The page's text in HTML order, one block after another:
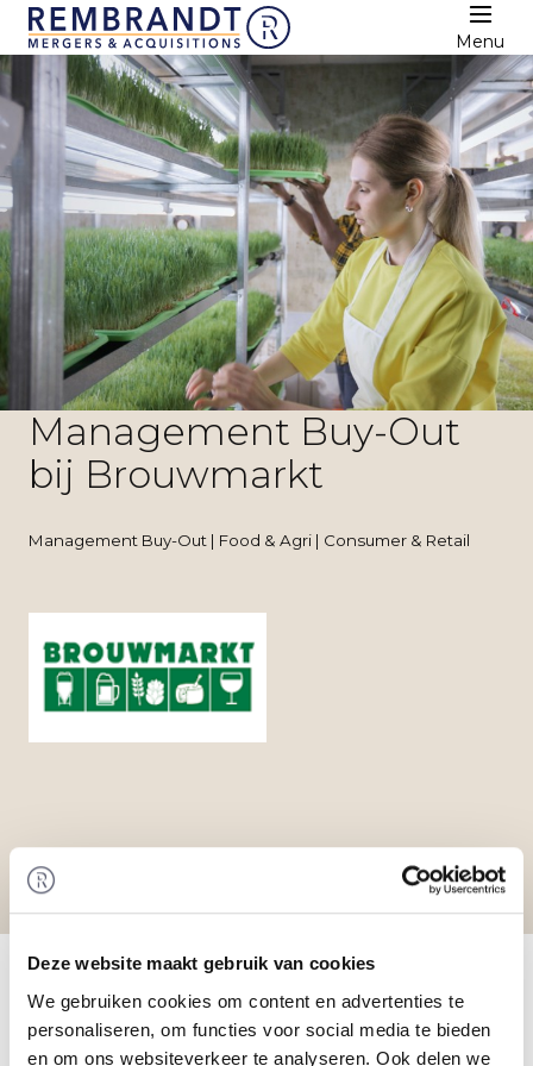
Deze website maakt gebruik van cookies
We gebruiken cookies om content en advertenties te
personaliseren, om functies voor social media te bieden
en om ons websiteverkeer te analyseren. Ook delen we
Menu
Management Buy-Out
bij Brouwmarkt
Management Buy-Out | Food & Agri | Consumer & Retail
Transactie
Een investeerder en het bestaande management